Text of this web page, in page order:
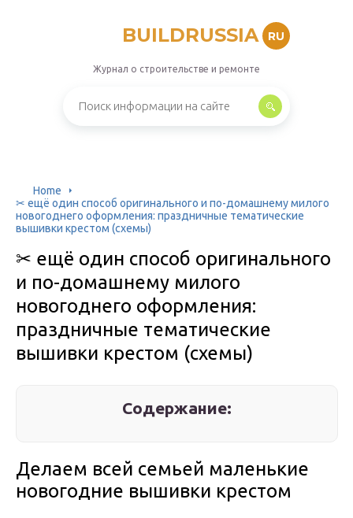
BUILDRUSSIA RU
Журнал о строительстве и ремонте
Home
✂ ещё один способ оригинального и по-домашнему милого
новогоднего оформления: праздничные тематические
вышивки крестом (схемы)
✂ ещё один способ оригинального
и по-домашнему милого
новогоднего оформления:
праздничные тематические
вышивки крестом (схемы)
Содержание:
Делаем всей семьей маленькие
новогодние вышивки крестом